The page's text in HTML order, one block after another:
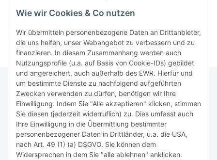
>>Containersucher
>>Goldinfoseite
TiDis Lizenzsystem
Meist besuchte Seiten:
Tipps & Tricks rund um Sublimation
Wie wir Cookies & Co nutzen
Wir übermitteln personenbezogene Daten an Drittanbieter,
die uns helfen, unser Webangebot zu verbessern und zu
finanzieren. In diesem Zusammenhang werden auch
Nutzungsprofile (u.a. auf Basis von Cookie-IDs) gebildet
und angereichert, auch außerhalb des EWR. Hierfür und
um bestimmte Dienste zu nachfolgend aufgeführten
Zwecken verwenden zu dürfen, benötigen wir Ihre
Einwilligung. Indem Sie "Alle akzeptieren" klicken, stimmen
Sie diesen (jederzeit widerruflich) zu. Dies umfasst auch
Ihre Einwilligung in die Übermittlung bestimmter
personenbezogener Daten in Drittländer, u.a. die USA,
nach Art. 49 (1) (a) DSGVO. Sie können dem
Widersprechen in dem Sie "alle ablehnen" anklicken.